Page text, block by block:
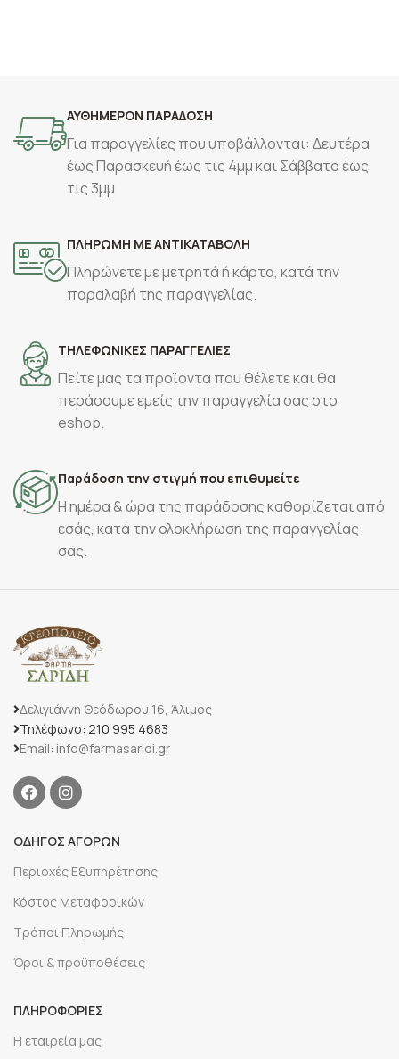
ΑΥΘΗΜΕΡΟΝ ΠΑΡΑΔΟΣΗ
Για παραγγελίες που υποβάλλονται: Δευτέρα
έως Παρασκευή έως τις 4μμ και Σάββατο έως
τις 3μμ
ΠΛΗΡΩΜΗ ΜΕ ΑΝΤΙΚΑΤΑΒΟΛΗ
Πληρώνετε με μετρητά ή κάρτα, κατά την
παραλαβή της παραγγελίας.
ΤΗΛΕΦΩΝΙΚΕΣ ΠΑΡΑΓΓΕΛΙΕΣ
Πείτε μας τα προϊόντα που θέλετε και θα
περάσουμε εμείς την παραγγελία σας στο
eshop.
Παράδοση την στιγμή που επιθυμείτε
Η ημέρα & ώρα της παράδοσης καθορίζεται από
εσάς, κατά την ολοκλήρωση της παραγγελίας
σας.
Δελιγιάννη Θεόδωρου 16, Άλιμος
Τηλέφωνο: 210 995 4683
Email: info@farmasaridi.gr
ΟΔΗΓΟΣ ΑΓΟΡΩΝ
Περιοχές Εξυπηρέτησης
Κόστος Μεταφορικών
Τρόποι Πληρωμής
Όροι & προϋποθέσεις
ΠΛΗΡΟΦΟΡΙΕΣ
Η εταιρεία μας